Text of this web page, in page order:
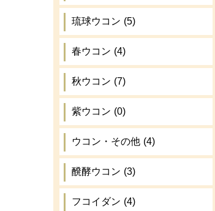
琉球ウコン (5)
春ウコン (4)
秋ウコン (7)
紫ウコン (0)
ウコン・その他 (4)
醗酵ウコン (3)
フコイダン (4)